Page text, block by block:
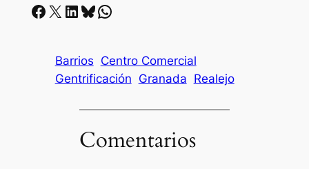
Facebook X LinkedIn Bluesky Whatsapp
Barrios Centro Comercial
Gentrificación Granada Realejo
Comentarios